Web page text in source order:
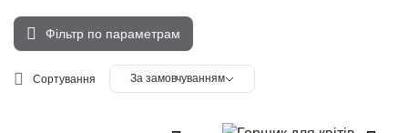
Фільтр по параметрам
Сортування За замовчуванням